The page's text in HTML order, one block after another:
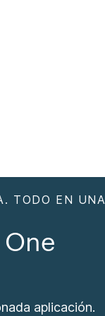
TODO EN UNA
aplicación.